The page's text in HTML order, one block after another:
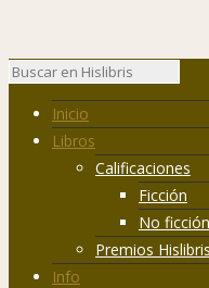
Inicio
Libros
Calificaciones
Ficción
No ficción
Premios
Info